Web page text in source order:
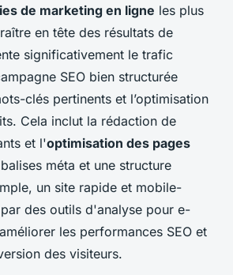
de marketing en ligne les plus
en tête des résultats de
significativement le trafic
SEO bien structurée
clés pertinents et l’optimisation
Cela inclut la rédaction de
et l'optimisation des pages
méta et une structure
un site rapide et mobile-
des outils d'analyse pour e-
les performances SEO et
des visiteurs.